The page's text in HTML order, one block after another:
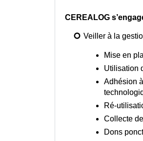
CEREALOG
Veiller à la
Mise en
Utilisation
Adhésion
Ré-
Collecte
Dons